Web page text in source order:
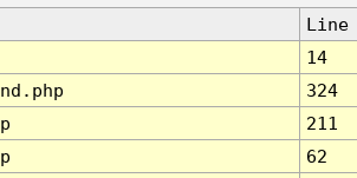
Line
14
324
211
62